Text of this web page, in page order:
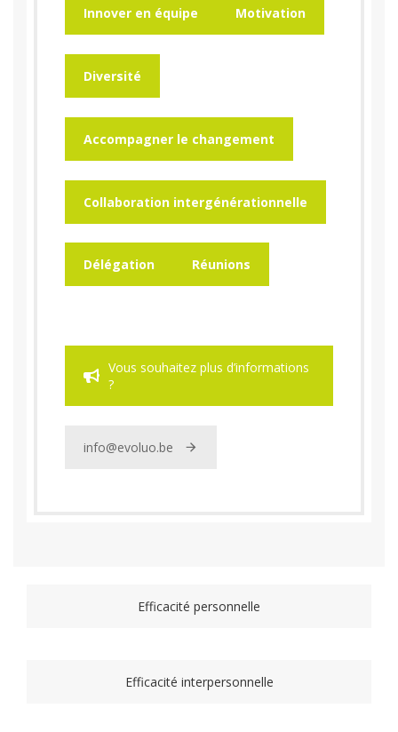
Innover en équipe Motivation
Diversité
Accompagner le changement
Collaboration intergénérationnelle
Délégation Réunions
Vous souhaitez plus d’informations
?
info@evoluo.be
Efficacité personnelle
Efficacité interpersonnelle